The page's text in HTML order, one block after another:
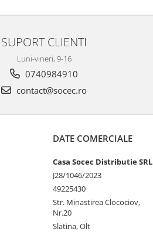
SUPORT CLIENTI
Luni-vineri, 9-16
0740984910
contact@socec.ro
DATE COMERCIALE
Casa Socec Distributie SRL
J28/1046/2023
49225430
Str. Minastirea Clocociov,
Nr.20
Slatina, Olt